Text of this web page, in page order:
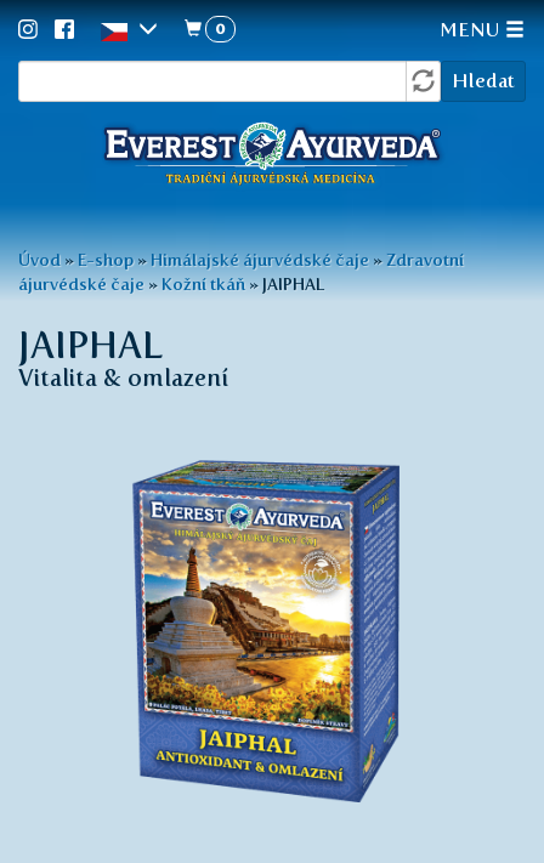
Hledat
0 MENU
Jste
zde
Úvod » E-shop » Himálajské ájurvédské čaje »Zdravotní
ájurvédské čaje »Kožní tkáň » JAIPHAL
JAIPHAL
Vitalita & omlazení